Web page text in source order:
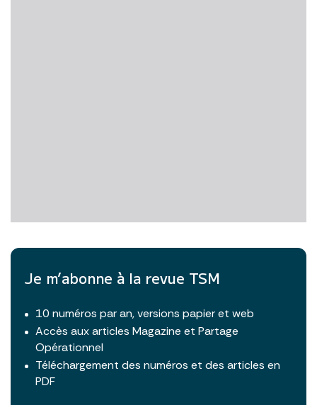
Je m’abonne à la revue TSM
10 numéros par an, versions papier et web
Accès aux articles Magazine et Partage
Opérationnel
Téléchargement des numéros et des articles en
PDF